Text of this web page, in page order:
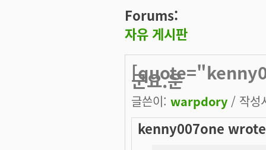
Forums:
자유 게시판
군요.운
글쓴이: warpdory / 작성
kenny007one